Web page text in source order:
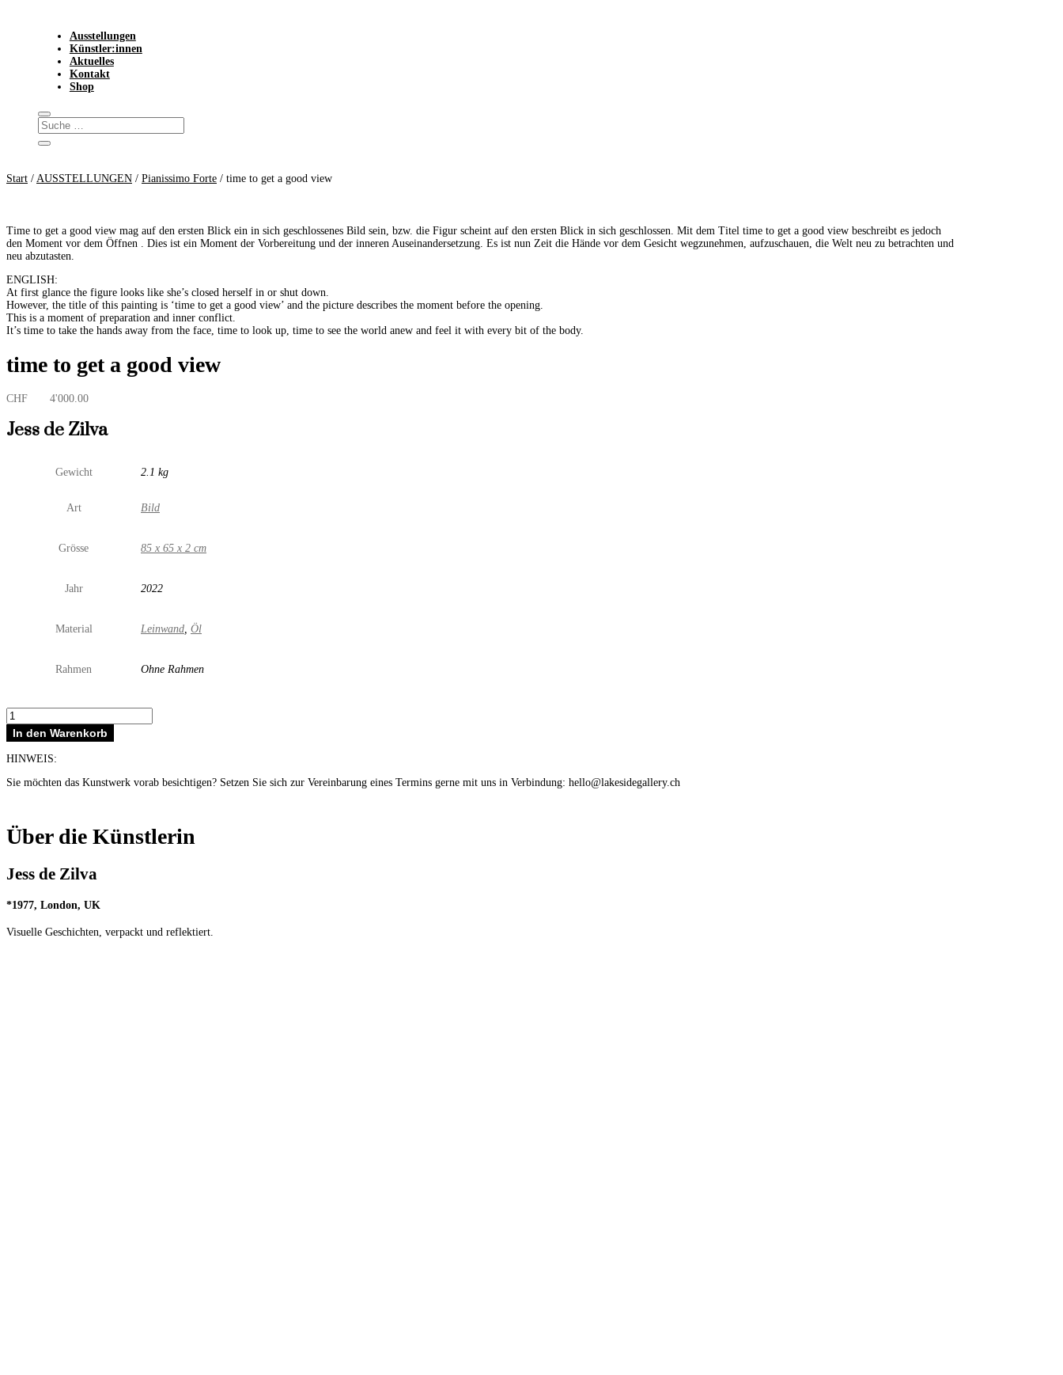
Ausstellungen
Künstler:innen
Aktuelles
Kontakt
Shop
Start / AUSSTELLUNGEN / Pianissimo Forte / time to get a good view
Time to get a good view mag auf den ersten Blick ein in sich geschlossenes Bild sein, bzw. die Figur scheint auf den ersten Blick in sich geschlossen. Mit dem Titel time to get a good view beschreibt es jedoch
den Moment vor dem Öffnen . Dies ist ein Moment der Vorbereitung und der inneren Auseinandersetzung. Es ist nun Zeit die Hände vor dem Gesicht wegzunehmen, aufzuschauen, die Welt neu zu betrachten und
neu abzutasten.
ENGLISH:
At first glance the figure looks like she’s closed herself in or shut down.
However, the title of this painting is ‘time to get a good view’ and the picture describes the moment before the opening.
This is a moment of preparation and inner conflict.
It’s time to take the hands away from the face, time to look up, time to see the world anew and feel it with every bit of the body.
time to get a good view
CHF 4'000.00
Jess de Zilva
Gewicht 2.1 kg
Art Bild
Grösse 85 x 65 x 2 cm
Jahr 2022
Material Leinwand Öl
Rahmen Ohne Rahmen
time
to
get
good
view
Menge
In den Warenkorb
HINWEIS:
Sie möchten das Kunstwerk vorab besichtigen? Setzen Sie sich zur Vereinbarung eines Termins gerne mit uns in Verbindung: hello@lakesidegallery.ch
Über die Künstlerin
Jess de Zilva
*1977, London, UK
Visuelle Geschichten, verpackt und reflektiert.